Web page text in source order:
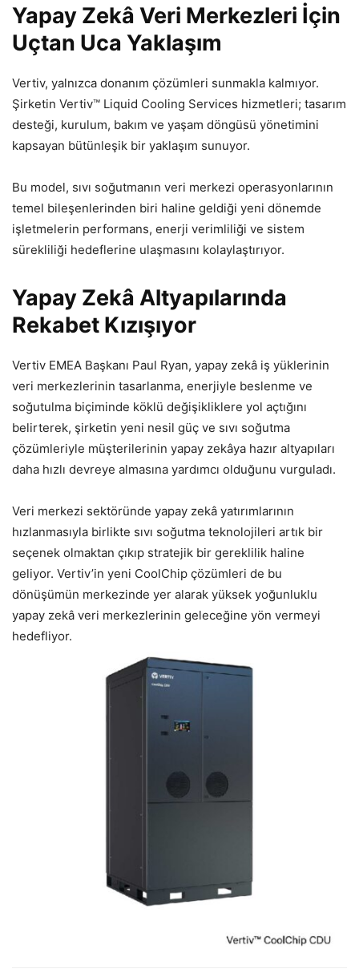
Yapay Zekâ Veri Merkezleri İçin
Uçtan Uca Yaklaşım
Vertiv, yalnızca donanım çözümleri sunmakla kalmıyor.
Şirketin Vertiv™ Liquid Cooling Services hizmetleri; tasarım
desteği, kurulum, bakım ve yaşam döngüsü yönetimini
kapsayan bütünleşik bir yaklaşım sunuyor.
Bu model, sıvı soğutmanın veri merkezi operasyonlarının
temel bileşenlerinden biri haline geldiği yeni dönemde
işletmelerin performans, enerji verimliliği ve sistem
sürekliliği hedeflerine ulaşmasını kolaylaştırıyor.
Yapay Zekâ Altyapılarında
Rekabet Kızışıyor
Vertiv EMEA Başkanı Paul Ryan, yapay zekâ iş yüklerinin
veri merkezlerinin tasarlanma, enerjiyle beslenme ve
soğutulma biçiminde köklü değişikliklere yol açtığını
belirterek, şirketin yeni nesil güç ve sıvı soğutma
çözümleriyle müşterilerinin yapay zekâya hazır altyapıları
daha hızlı devreye almasına yardımcı olduğunu vurguladı.
Veri merkezi sektöründe yapay zekâ yatırımlarının
hızlanmasıyla birlikte sıvı soğutma teknolojileri artık bir
seçenek olmaktan çıkıp stratejik bir gereklilik haline
geliyor. Vertiv’in yeni CoolChip çözümleri de bu
dönüşümün merkezinde yer alarak yüksek yoğunluklu
yapay zekâ veri merkezlerinin geleceğine yön vermeyi
hedefliyor.